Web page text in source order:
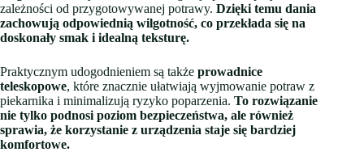
zależności od przygotowywanej potrawy. Dzięki temu dania
zachowują odpowiednią wilgotność, co przekłada się na
doskonały smak i idealną teksturę.
Praktycznym udogodnieniem są także prowadnice
teleskopowe, które znacznie ułatwiają wyjmowanie potraw z
piekarnika i minimalizują ryzyko poparzenia. To rozwiązanie
nie tylko podnosi poziom bezpieczeństwa, ale również
sprawia, że korzystanie z urządzenia staje się bardziej
komfortowe.